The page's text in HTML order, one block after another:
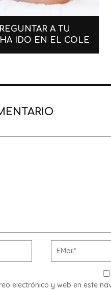
A TU
IDO EN EL COLE
electrónico y web en este